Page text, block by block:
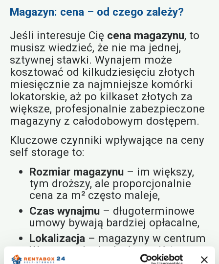
Magazyn: cena – od czego zależy?
Jeśli interesuje Cię cena magazynu, to
musisz wiedzieć, że nie ma jednej,
sztywnej stawki. Wynajem może
kosztować od kilkudziesięciu złotych
miesięcznie za najmniejsze komórki
lokatorskie, aż po kilkaset złotych za
większe, profesjonalnie zabezpieczone
magazyny z całodobowym dostępem.
Kluczowe czynniki wpływające na ceny
self storage to:
Rozmiar magazynu– im większy,
tym droższy, ale proporcjonalnie
cena za m² często maleje,
Czas wynajmu– długoterminowe
umowy bywają bardziej opłacalne,
Lokalizacja– magazyny w centrum
Warszawy będą droższe niż te na